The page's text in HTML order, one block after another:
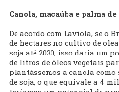
Canola, macaúba e palma de
De acordo com Laviola, se o
de hectares no cultivo de
soja até 2030, isso daria um
de litros de óleos vegetais
plantássemos a canola como
de soja, o que equivale a 4